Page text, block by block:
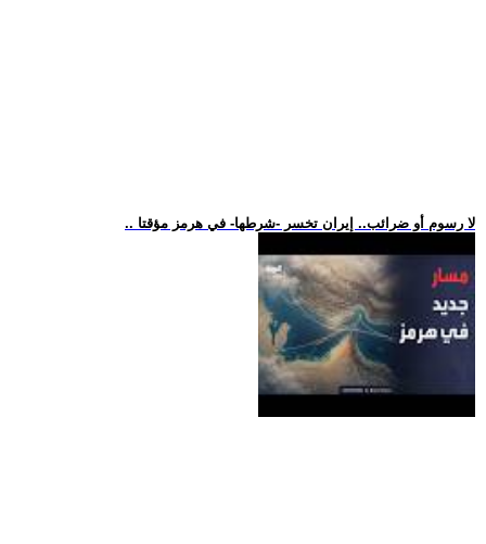
.. لا رسوم أو ضرائب.. إيران تخسر -شرطها- في هرمز مؤقتا